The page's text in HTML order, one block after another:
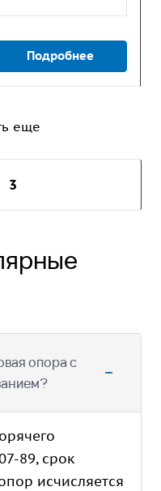
Подробнее
еще
3
опора с
89, срок
исчисляется